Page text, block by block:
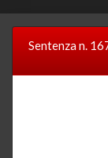
Sentenza n.